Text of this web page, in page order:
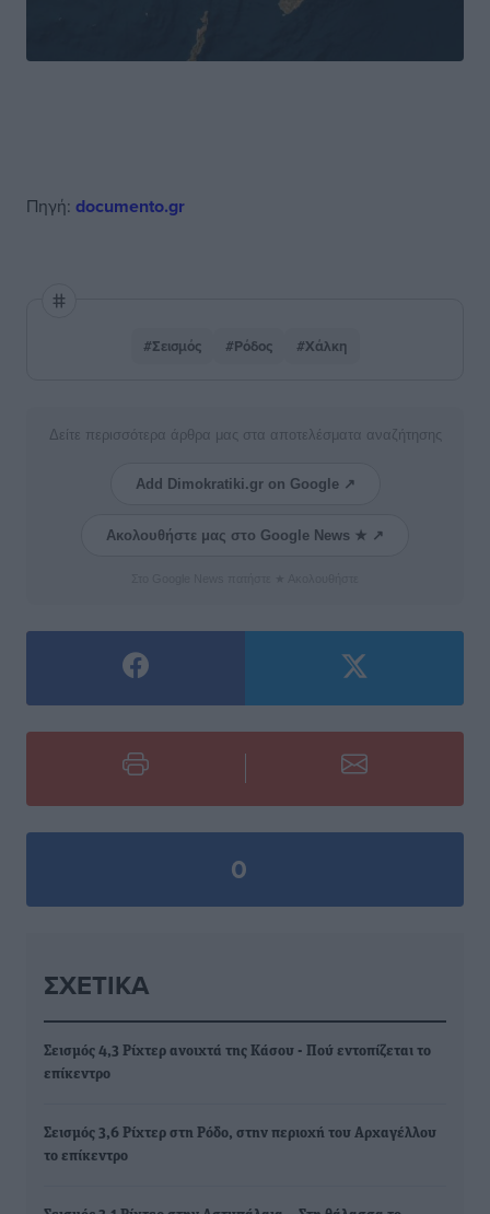
Πηγή: documento.gr
#Σεισμός #Ρόδος #Χάλκη
Δείτε περισσότερα άρθρα μας στα αποτελέσματα αναζήτησης
Add Dimokratiki.gr on Google ↗
Ακολουθήστε μας στο Google News ★ ↗
0
ΣΧΕΤΙΚΆ
Σεισμός 4,3 Ρίχτερ ανοιχτά της Κάσου - Πού εντοπίζεται το
επίκεντρο
Σεισμός 3,6 Ρίχτερ στη Ρόδο, στην περιοχή του Αρχαγέλλου
το επίκεντρο